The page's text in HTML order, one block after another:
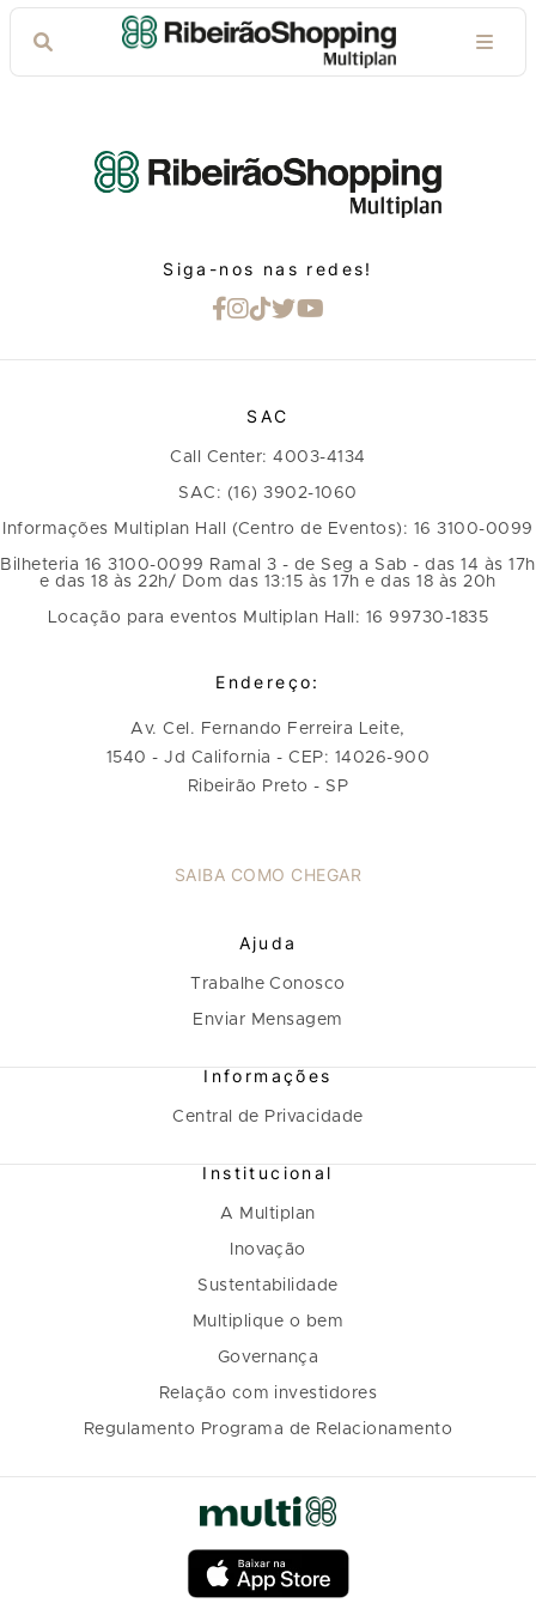
Siga-nos nas redes!
SAC
Call Center: 4003-4134
SAC: (16) 3902-1060
Informações Multiplan Hall (Centro de Eventos): 16 3100-0099
Bilheteria 16 3100-0099 Ramal 3 - de Seg a Sab - das 14 às 17h
e das 18 às 22h/ Dom das 13:15 às 17h e das 18 às 20h
Locação para eventos Multiplan Hall: 16 99730-1835
Endereço:
Av. Cel. Fernando Ferreira Leite,
1540 - Jd California - CEP: 14026-900
Ribeirão Preto - SP
SAIBA COMO CHEGAR
Ajuda
Trabalhe Conosco
Enviar Mensagem
Informações
Central de Privacidade
Institucional
A Multiplan
Inovação
Sustentabilidade
Multiplique o bem
Governança
Relação com investidores
Regulamento Programa de Relacionamento